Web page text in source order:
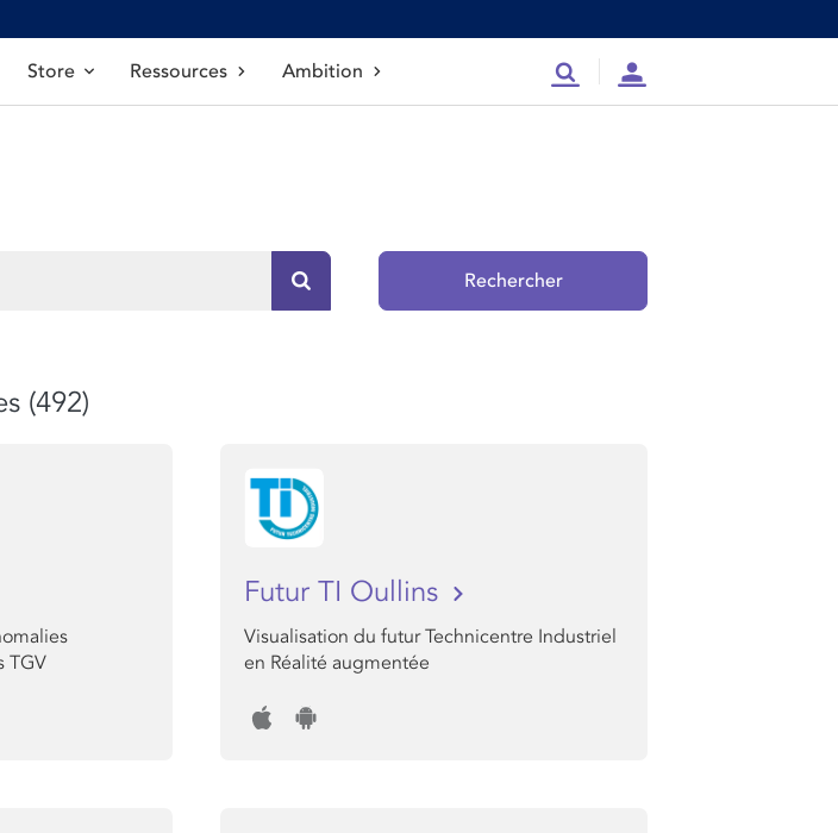
Store Ressources Ambition RechercheCompte
Rechercher sur le site
Rechercher
(492)
TGV
Futur TI Oullins
Visualisation du futur Technicentre Industriel
en Réalité augmentée